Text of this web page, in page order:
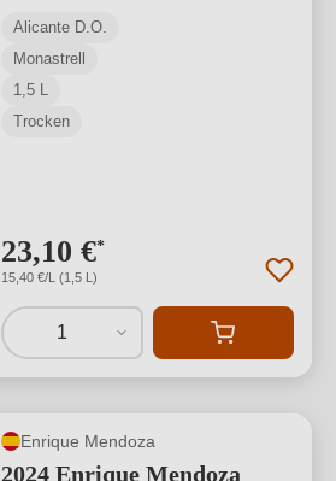
Alicante D.O.
Monastrell
1,5 L
Trocken
23,10 €*
15,40 €/L (1,5 L)
1
Enrique Mendoza
2024 Enrique Mendoza